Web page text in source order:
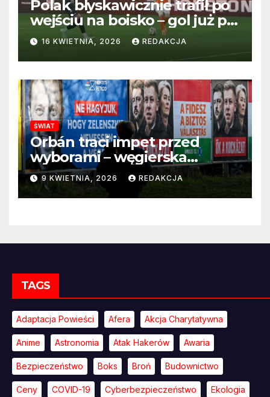
Polak błyskawicznie trafił po
wejściu na boisko – gol już po
22 sekundach!
16 KWIETNIA, 2026 REDAKCJA
ŚWIAT
Orbán traci impet przed
wyborami – węgierska
propaganda przestaje
przekonywać
9 KWIETNIA, 2026 REDAKCJA
TAGS
Adaptacja Powieści Afera Akcja Charytatywna
Anime Astronomia Atak Hakerów Awaria
Bezpieczeństwo Boks Broń Budownictwo
Ceny COVID-19 Cyberbezpieczeństwo Ekologia